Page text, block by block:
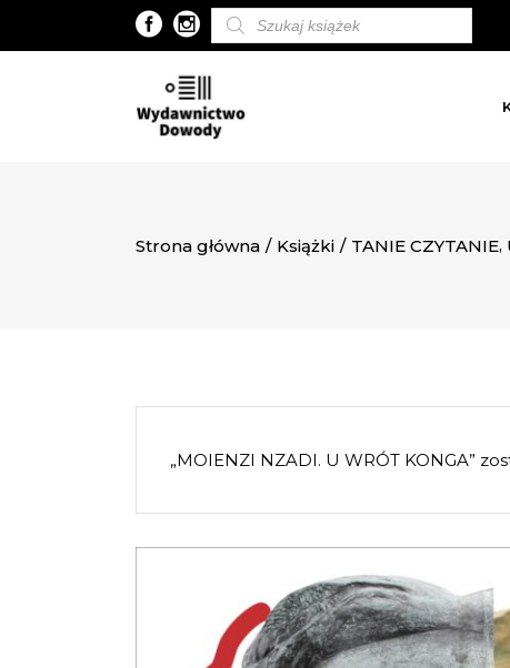
Wyszukiwarka
produktów
Strona główna / Książki / TANIE CZYTANIE,
„MOIENZI NZADI. U WRÓT KONGA”